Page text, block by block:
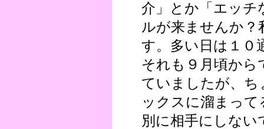
介」とか「エッチ
ルが来ませんか？
す。多い日は１０
それも９月頃から
ていましたが、
ックスに溜まっ
別に相手にしない